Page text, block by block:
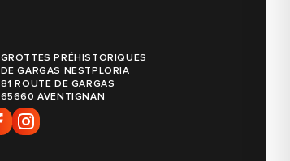
GROTTES PRÉHISTORIQUES
DE GARGAS NESTPLORIA
81 ROUTE DE GARGAS
65660 AVENTIGNAN